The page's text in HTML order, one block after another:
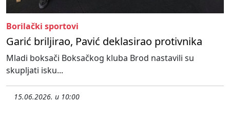
Borilački sportovi
Garić briljirao, Pavić deklasirao protivnika
Mladi boksači Boksačkog kluba Brod nastavili su
skupljati isku...
15.06.2026. u 10:00